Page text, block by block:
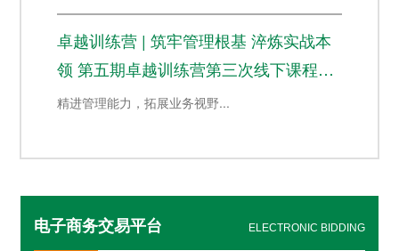
卓越训练营 | 筑牢管理根基 淬炼实战本
领 第五期卓越训练营第三次线下课程圆
满举行
精进管理能力，拓展业务视野...
电子商务交易平台 ELECTRONIC BIDDING